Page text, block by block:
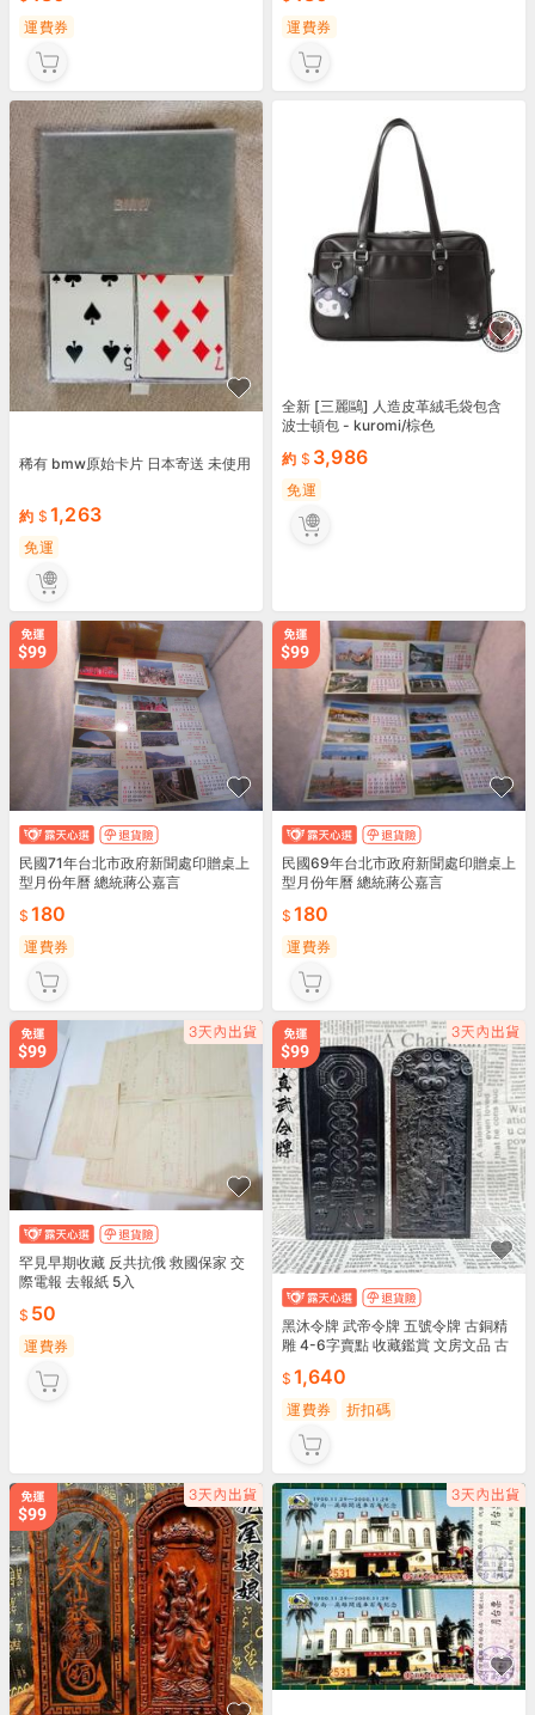
運費券 運費券
稀有 bmw原始卡片 日本寄送 未使用
約 1,263
免運
全新 [三麗鷗] 人造皮革絨毛袋包含
波士頓包 - kuromi/棕色
約
3,986
免運
民國71年台北市政府新聞處印贈桌上
型月份年曆 總統蔣公嘉言
180
運費券
民國69年台北市政府新聞處印贈桌上
型月份年曆 總統蔣公嘉言
180
運費券
罕見早期收藏 反共抗俄 救國保家 交
際電報 去報紙 5入
50
運費券
黑沐令牌 武帝令牌 五號令牌 古銅精
雕 4-6字賣點 收藏鑑賞 文房文品 古
1,640
運費券 折扣碼